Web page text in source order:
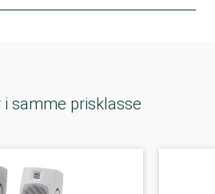
i samme prisklasse